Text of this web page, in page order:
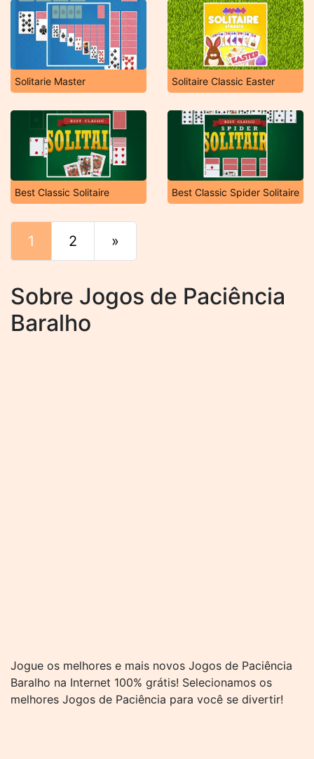
Solitarie Master Solitaire Classic Easter
Best Classic Solitaire Best Classic Spider Solitaire
1 2 »
Sobre Jogos de Paciência
Baralho
Jogue os melhores e mais novos Jogos de Paciência
Baralho na Internet 100% grátis! Selecionamos os
melhores Jogos de Paciência para você se divertir!